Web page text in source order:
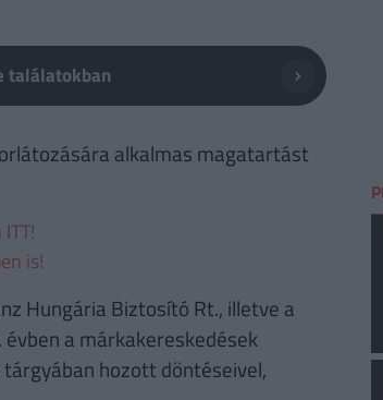
találatokban
alkalmas magatartást
is!
Hungária Biztosító Rt., illetve a
a márkakereskedések
hozott döntéseivel,